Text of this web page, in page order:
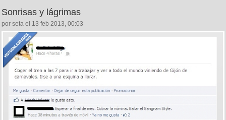
Sonrisas y lágrimas
por seta el 13 feb 2013, 00:03